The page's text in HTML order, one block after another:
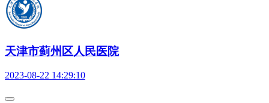
天津市蓟州区人民医院
2023-08-22 14:29:10